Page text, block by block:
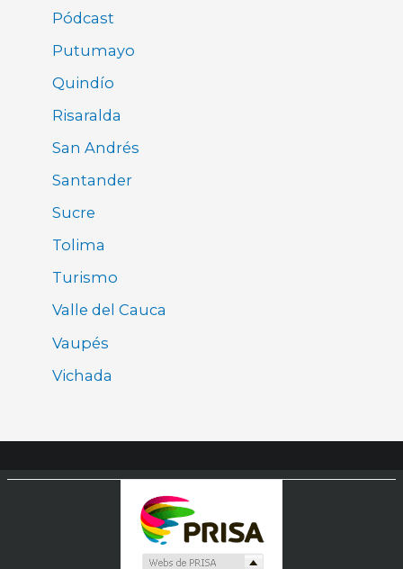
Pódcast
Putumayo
Quindío
Risaralda
San Andrés
Santander
Sucre
Tolima
Turismo
Valle del Cauca
Vaupés
Vichada